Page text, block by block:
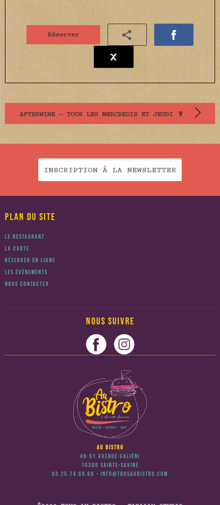
Réserver
AFTERWINE — TOUS LES MERCREDIS ET JEUDI 🍷
INSCRIPTION À LA NEWSLETTER
PLAN DU SITE
LE RESTAURANT
LA CARTE
RÉSERVER EN LIGNE
LES ÉVÉNEMENTS
NOUS CONTACTER
NOUS SUIVRE
AU BISTRO
49-51 Avenue Galiéni
10300 Sainte-Savine
03.25.74.69.69 - info@tousaubistro.com